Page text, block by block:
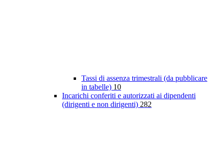
Tassi di assenza trimestrali (da pubblicare
in tabelle) 10
Incarichi conferiti e autorizzati ai dipendenti
(dirigenti e non dirigenti) 282